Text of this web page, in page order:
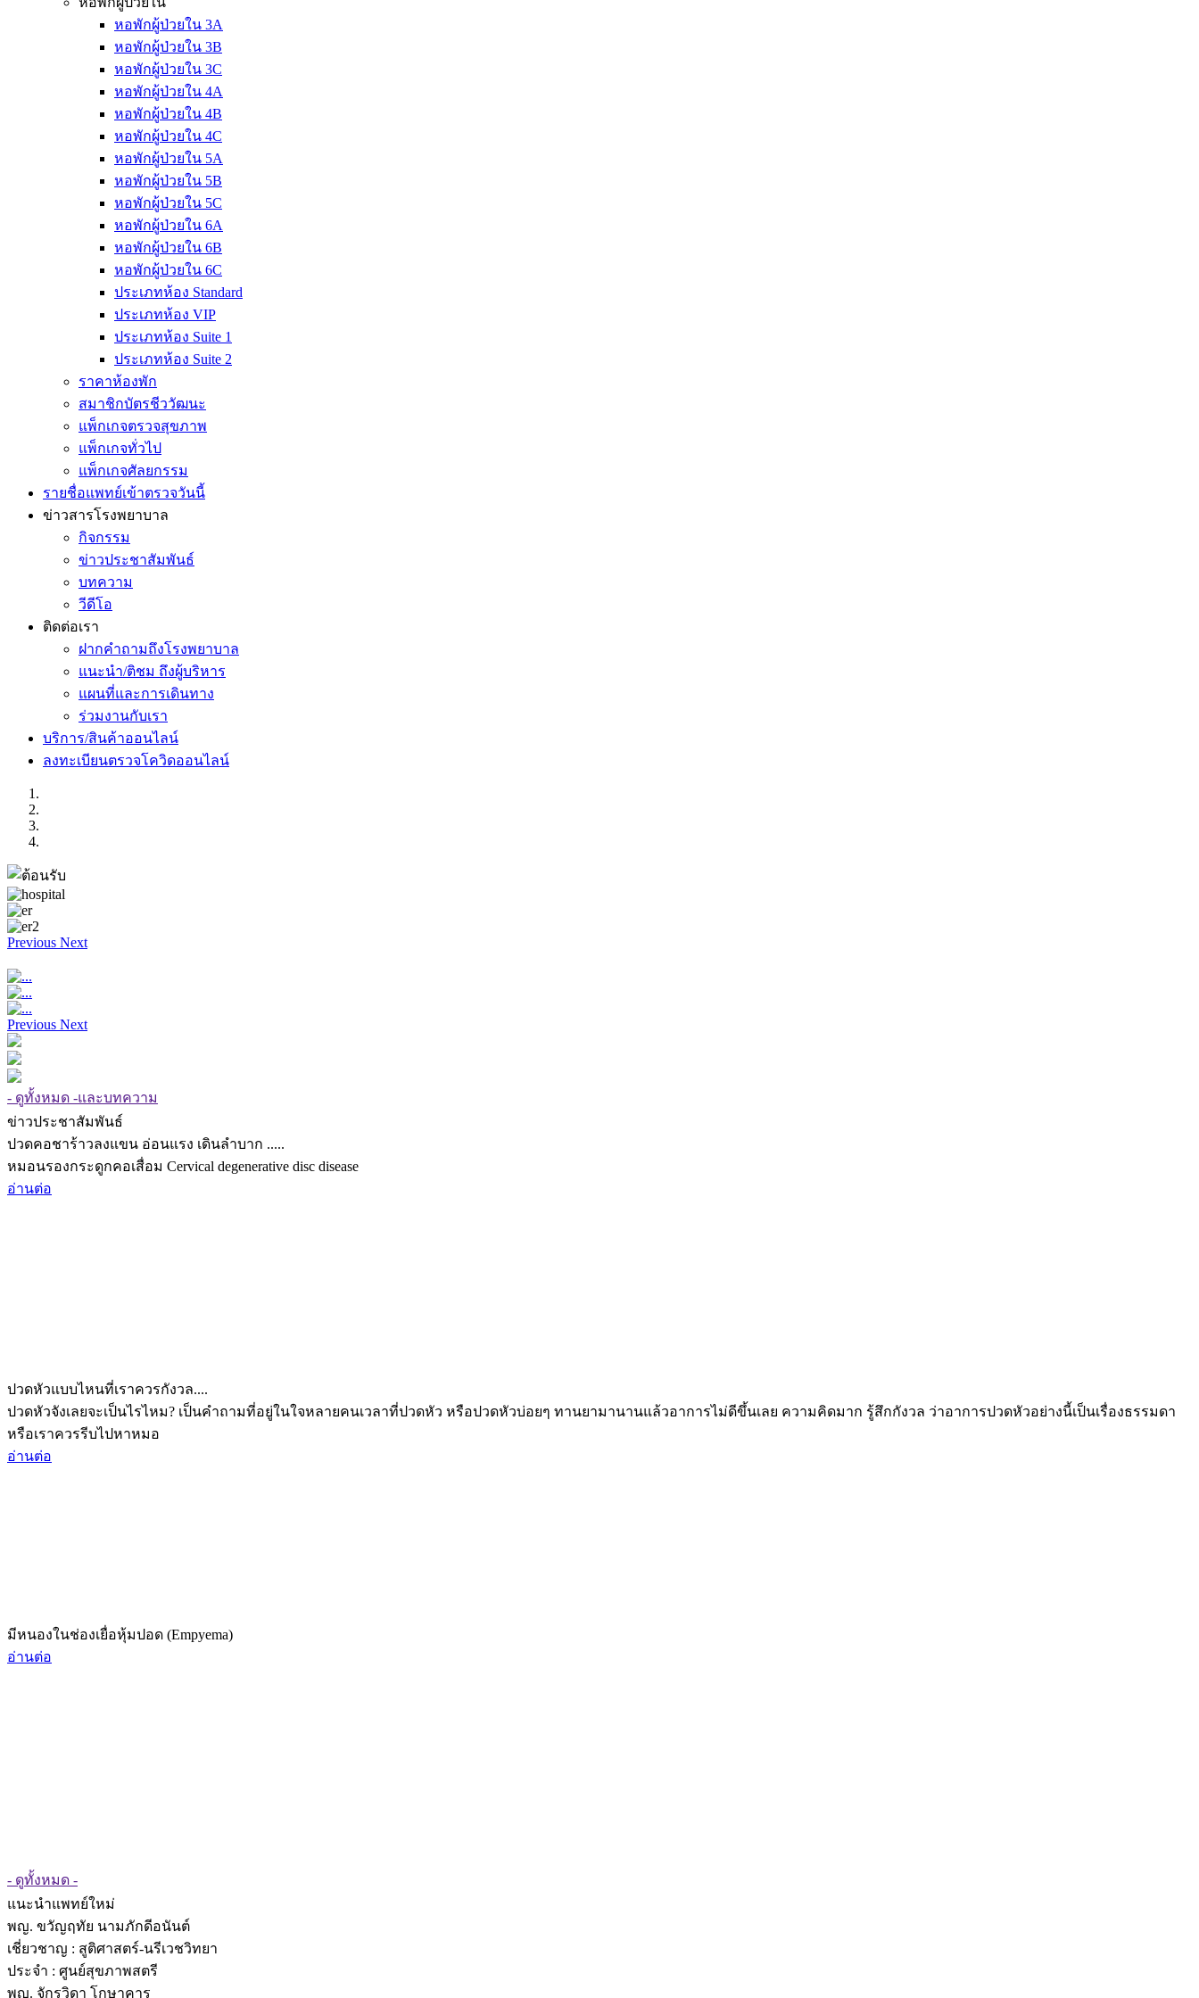
หอพักผู้ป่วยใน 3A
หอพักผู้ป่วยใน 3B
หอพักผู้ป่วยใน 3C
หอพักผู้ป่วยใน 4A
หอพักผู้ป่วยใน 4B
หอพักผู้ป่วยใน 4C
หอพักผู้ป่วยใน 5A
หอพักผู้ป่วยใน 5B
หอพักผู้ป่วยใน 5C
หอพักผู้ป่วยใน 6A
หอพักผู้ป่วยใน 6B
หอพักผู้ป่วยใน 6C
ประเภทห้อง Standard
ประเภทห้อง VIP
ประเภทห้อง Suite 1
ประเภทห้อง Suite 2
ราคาห้องพัก
สมาชิกบัตรชีววัฒนะ
แพ็กเกจตรวจสุขภาพ
แพ็กเกจทั่วไป
แพ็กเกจศัลยกรรม
รายชื่อแพทย์เข้าตรวจวันนี้
ข่าวสารโรงพยาบาล
กิจกรรม
ข่าวประชาสัมพันธ์
บทความ
วีดีโอ
ติดต่อเรา
ฝากคำถามถึงโรงพยาบาล
แนะนำ/ติชม ถึงผู้บริหาร
แผนที่และการเดินทาง
ร่วมงานกับเรา
บริการ/สินค้าออนไลน์
ลงทะเบียนตรวจโควิดออนไลน์
Previous Next
Previous Next
- ดูทั้งหมด -และบทความ
ข่าวประชาสัมพันธ์
ปวดคอชาร้าวลงแขน อ่อนแรง เดินลำบาก .....
หมอนรองกระดูกคอเสื่อม Cervical degenerative disc disease
อ่านต่อ
ปวดหัวแบบไหนที่เราควรกังวล....
ปวดหัวจังเลยจะเป็นไรไหม? เป็นคำถามที่อยู่ในใจหลายคนเวลาที่ปวดหัว หรือปวดหัวบ่อยๆ ทานยามานานแล้วอาการไม่ดีขึ้นเลย ความคิดมาก รู้สึกกังวล ว่าอาการปวดหัวอย่างนี้เป็นเรื่องธรรมดา
หรือเราควรรีบไปหาหมอ
อ่านต่อ
มีหนองในช่องเยื่อหุ้มปอด (Empyema)
อ่านต่อ
- ดูทั้งหมด -
แนะนำแพทย์ใหม่
พญ. ขวัญฤทัย นามภักดีอนันต์
เชี่ยวชาญ : สูติศาสตร์-นรีเวชวิทยา
ประจำ : ศูนย์สุขภาพสตรี
พญ. จักรวิดา โกษาคาร